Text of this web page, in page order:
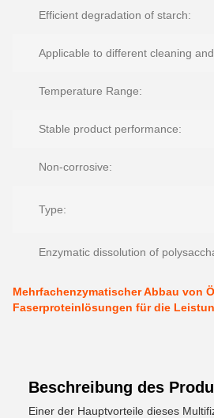
Efficient degradation of starch:
Applicable to different cleaning
Temperature Range:
Stable product performance:
Non-corrosive:
Type:
Enzymatic dissolution of
Mehrfachenzymatischer Abbau von
Faserproteinlösungen für die
Beschreibung des
Einer der Hauptvorteile dieses